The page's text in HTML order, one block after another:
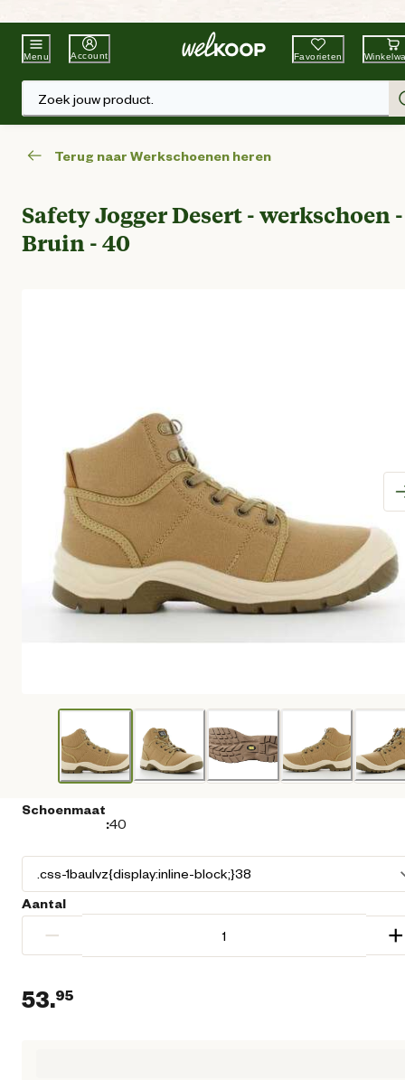
Beste WinkelketenTuin & Dier
Menu Account Favorieten
Zoek jouw product.
Terug naar Werkschoenen heren
Safety Jogger Desert - werkschoen -
Bruin - 40
Schoenmaat
:40
Aantal
− +
53.95